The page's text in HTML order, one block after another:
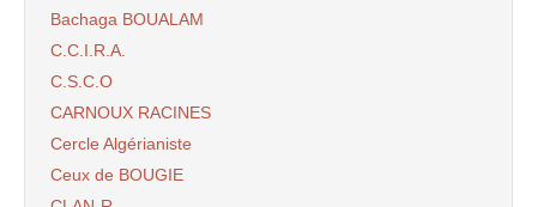
Bachaga BOUALAM
C.C.I.R.A.
C.S.C.O
CARNOUX RACINES
Cercle Algérianiste
Ceux de BOUGIE